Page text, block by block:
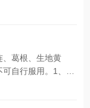
、葛根、生地黄
自行服用。1、黄